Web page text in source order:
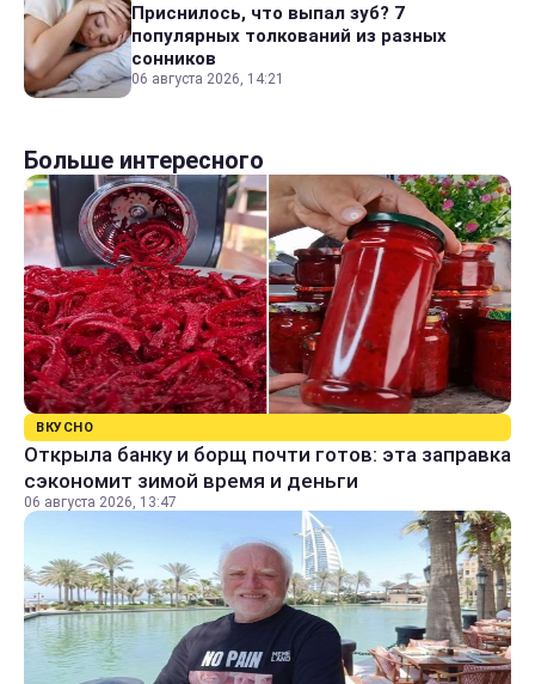
Приснилось, что выпал зуб? 7
популярных толкований из разных
сонников
06 августа 2026, 14:21
Больше интересного
ВКУСНО
Открыла банку и борщ почти готов: эта заправка
сэкономит зимой время и деньги
06 августа 2026, 13:47